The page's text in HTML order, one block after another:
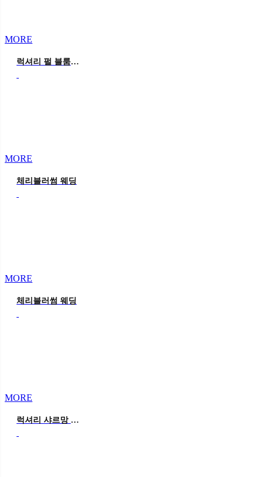
MORE
럭셔리 펄 블룸 컨셉
MORE
체리블러썸 웨딩
MORE
체리블러썸 웨딩
MORE
럭셔리 샤르망 블루 웨딩